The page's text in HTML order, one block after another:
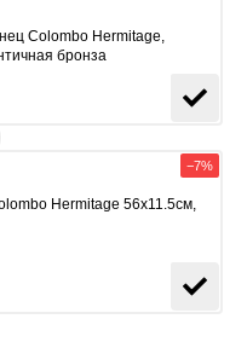
Colombo Hermitage,
бронза
Hermitage 56x11.5см,
−7%